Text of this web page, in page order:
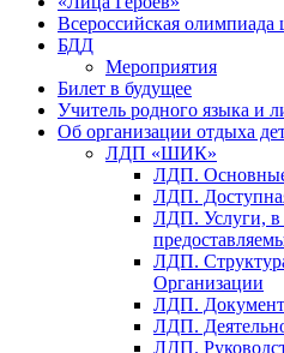
Всероссийская олимпиада
БДД
Мероприятия
Билет в будущее
Учитель родного языка и
Об организации отдыха
ЛДП «ШИК»
ЛДП.
ЛДП.
ЛДП. Услуги, в
ЛДП.
Организации
ЛДП.
ЛДП.
ЛДП.